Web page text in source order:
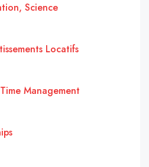
Science
Locatifs
Management